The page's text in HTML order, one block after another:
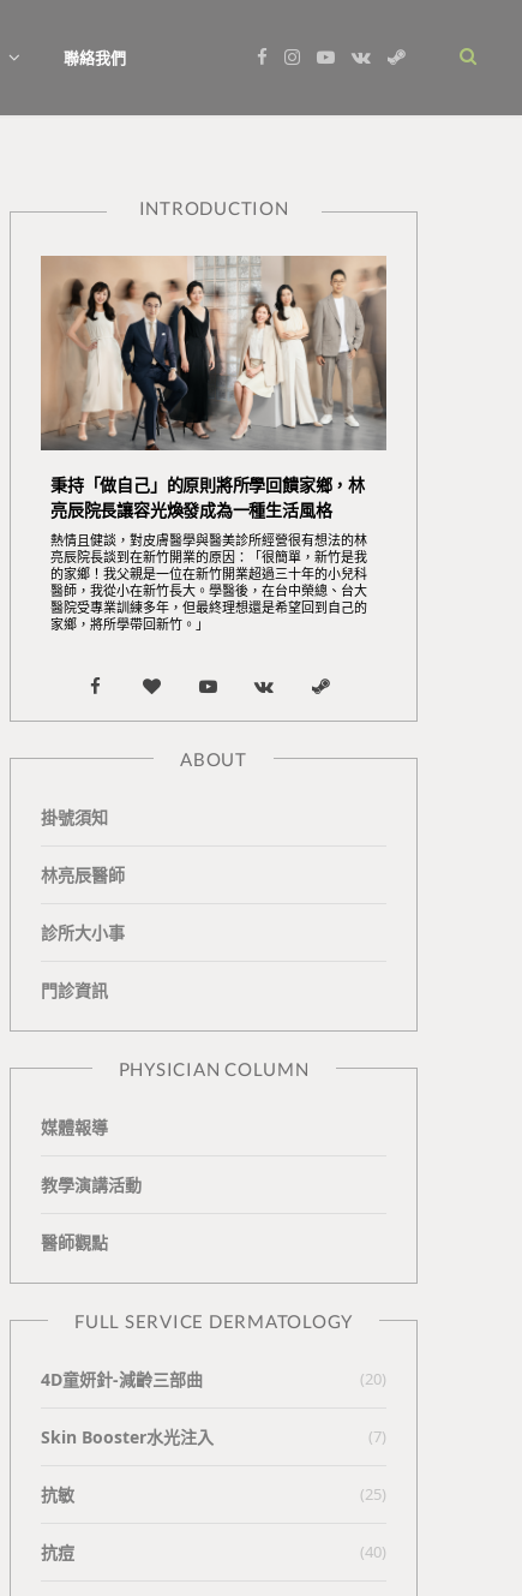
聯絡我們
I
Y
V
S
INTRODUCTION
秉持「做自己」的原則將所學回饋家鄉，林
亮辰院長讓容光煥發成為一種生活風格
熱情且健談，對皮膚醫學與醫美診所經營很有想法的林
亮辰院長談到在新竹開業的原因：「很簡單，新竹是我
的家鄉！我父親是一位在新竹開業超過三十年的小兒科
醫師，我從小在新竹長大。學醫後，在台中榮總、台大
醫院受專業訓練多年，但最終理想還是希望回到自己的
家鄉，將所學帶回新竹。」
F
a
e
b
k
B
l
n
Y
o
u
V
K
e
S
t
ABOUT
掛號須知
林亮辰醫師
診所大小事
門診資訊
PHYSICIAN COLUMN
媒體報導
教學演講活動
醫師觀點
FULL SERVICE DERMATOLOGY
4D童妍針-減齡三部曲 (20)
Skin Booster水光注入 (7)
抗敏 (25)
抗痘 (40)